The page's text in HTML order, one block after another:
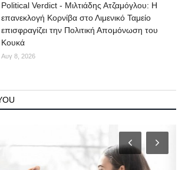
Political Verdict - Μιλτιάδης Ατζαμόγλου: Η
επανεκλογή Κορνίβα στο Λιμενικό Ταμείο
επισφραγίζει την Πολιτική Απομόνωση του
Κουκά
Αυγ 8, 2026